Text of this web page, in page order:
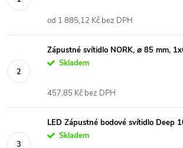
od 1 885,12 Kč bez DPH
Zápustné svítidlo NORK, ⌀ 85 mm,
Skladem
457,85 Kč bez DPH
LED Zápustné bodové svítidlo Deep
Skladem